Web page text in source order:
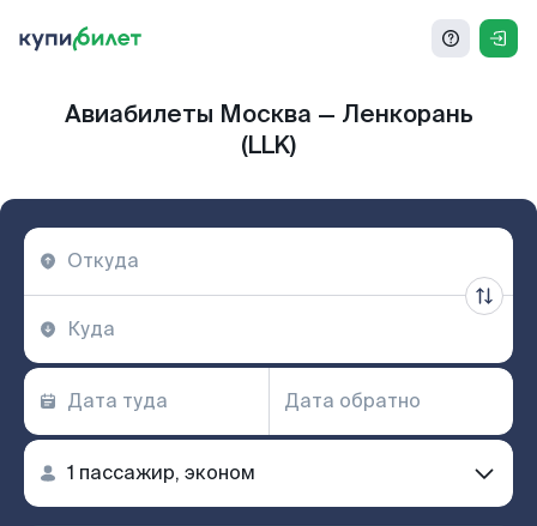
Авиабилеты Москва — Ленкорань
(LLK)